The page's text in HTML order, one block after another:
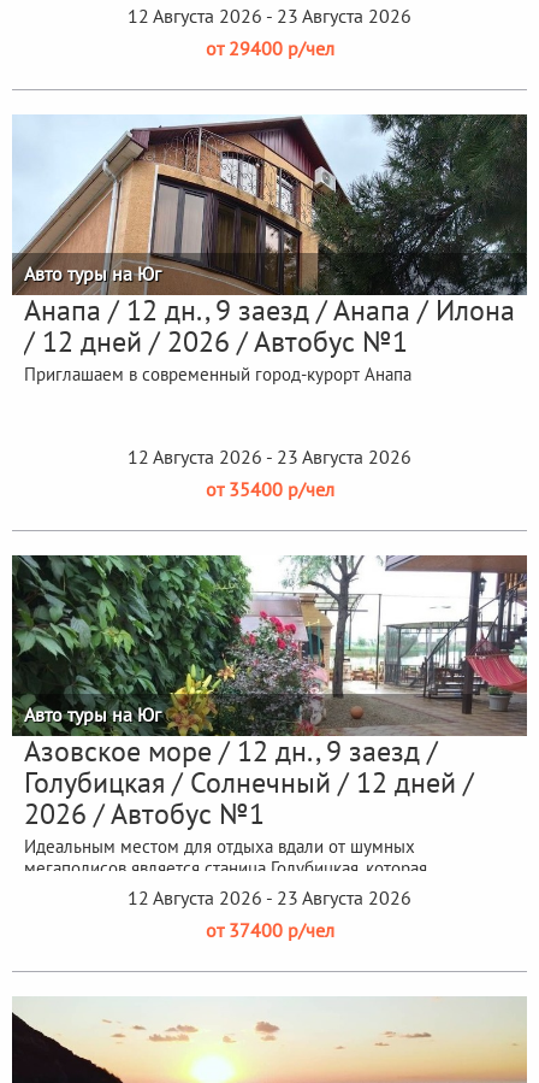
12 Августа 2026 - 23 Августа 2026
от 29400 р/чел
Авто туры на Юг
Анапа / 12 дн., 9 заезд / Анапа / Илона
/ 12 дней / 2026 / Автобус №1
Приглашаем в современный город-курорт Анапа
12 Августа 2026 - 23 Августа 2026
от 35400 р/чел
Авто туры на Юг
Азовское море / 12 дн., 9 заезд /
Голубицкая / Солнечный / 12 дней /
2026 / Автобус №1
Идеальным местом для отдыха вдали от шумных
мегаполисов является станица Голубицкая, которая
расположена на небольшой полоске...
12 Августа 2026 - 23 Августа 2026
от 37400 р/чел